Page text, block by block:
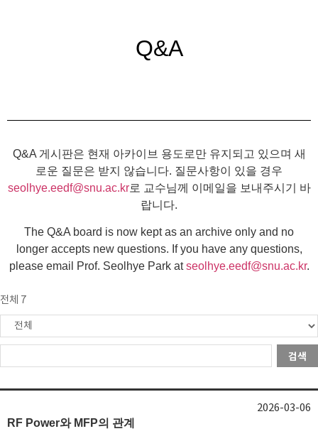
Q&A
Q&A 게시판은 현재 아카이브 용도로만 유지되고 있으며 새
로운 질문은 받지 않습니다. 질문사항이 있을 경우
seolhye.eedf@snu.ac.kr로 교수님께 이메일을 보내주시기 바
랍니다.
The Q&A board is now kept as an archive only and no
longer accepts new questions. If you have any questions,
please email Prof. Seolhye Park atseolhye.eedf@snu.ac.kr.
전체 7
검색
RF Power와 MFP의 관계
2026-03-06